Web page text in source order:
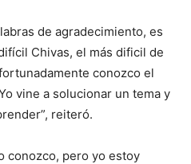
de agradecimiento, es
Chivas, el más dificil de
conozco el
vine a solucionar un tema y
reiteró.
conozco, pero yo estoy